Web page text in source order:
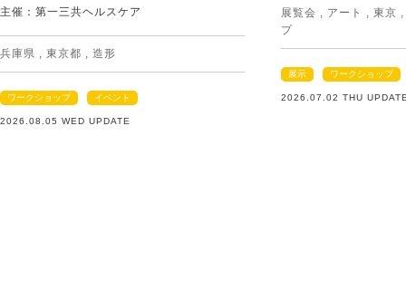
主催：第一三共ヘルスケア
兵庫県 東京都 造形
ワークショップ イベント
2026.08.05 WED UPDATE
展覧会 アート 東京
プ
展示 ワークショップ
2026.07.02 THU